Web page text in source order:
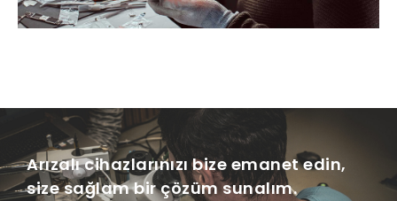
Arızalı cihazlarınızı bize emanet edin,
size sağlam bir çözüm sunalım.